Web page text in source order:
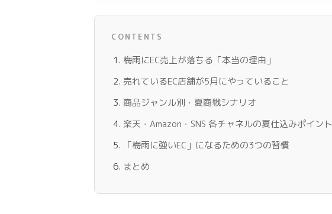
CONTENTS
梅雨にEC売上が落ちる「本当の理由」
売れているEC店舗が5月にやっていること
商品ジャンル別・夏商戦シナリオ
楽天・Amazon・SNS 各チャネルの夏仕込みポイント
「梅雨に強いEC」になるための3つの習慣
まとめ